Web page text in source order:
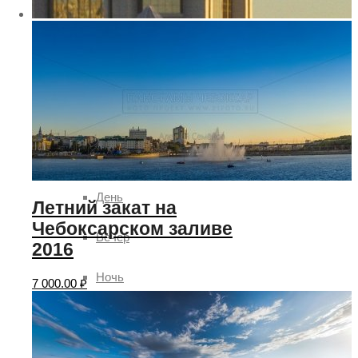
Солнце
Ясно
Время суток
День
Вечер
Ночь
Утро
Летний закат на
Чебоксарском заливе
2016
7 000.00 ₽